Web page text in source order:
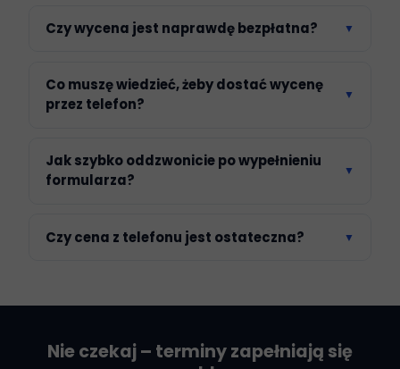
Czy wycena jest naprawdę bezpłatna? ▼
Co muszę wiedzieć, żeby dostać wycenę
przez telefon?
▼
Jak szybko oddzwonicie po wypełnieniu
formularza?
▼
Czy cena z telefonu jest ostateczna? ▼
Nie czekaj – terminy zapełniają się